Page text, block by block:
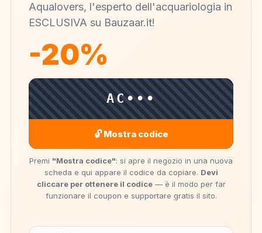
Aqualovers, l'esperto dell'acquariologia in
ESCLUSIVA su Bauzaar.it!
-20%
AC•••
🔓 Mostra codice
Premi "Mostra codice": si apre il negozio in una nuova
scheda e qui appare il codice da copiare. Devi
cliccare per ottenere il codice— è il modo per far
funzionare il coupon e supportare gratis il sito.